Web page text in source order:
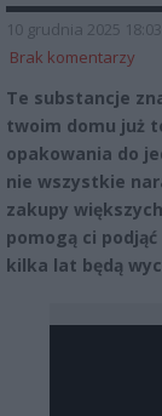
10 grudnia 2025 18:03
Brak komentarzy
Te substancje
twoim domu już
opakowania do
nie wszystkie
zakupy
pomogą ci
kilka lat będą